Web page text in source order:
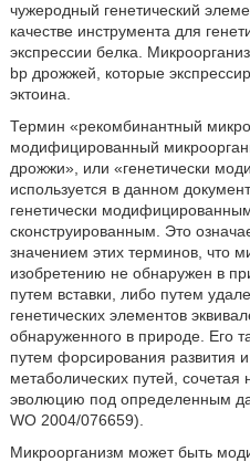
чужеродный генетический
качестве инструмента для
экспрессии белка.
bp дрожжей, которые
эктоина.
Термин «рекомбинантный
модифицированный
дрожжи», или «генетически
используется в данном
генетически
сконструированным. Это
значением этих терминов, что
изобретению не обнаружен в
путем вставки, либо путем
генетических элементов
обнаруженного в природе. Его
путем форсирования развития
метаболических путей,
эволюцию под определенным
WO 2004/076659).
Микроорганизм может быть